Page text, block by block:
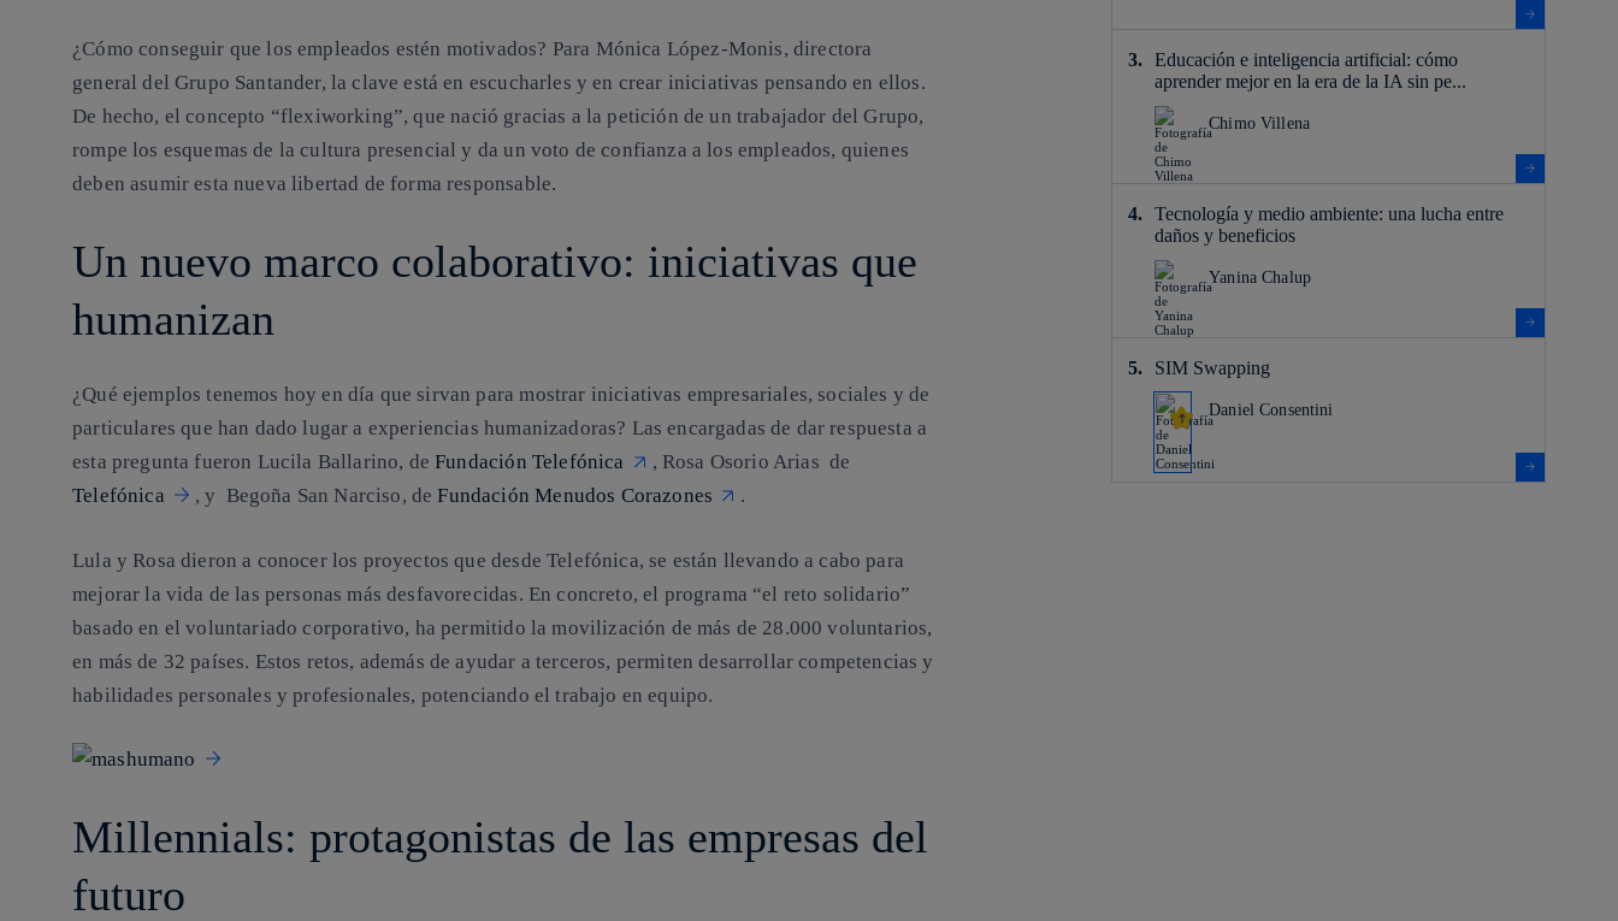
¿Cómo conseguir que los empleados estén motivados? Para Mónica López-Monis, directora
general del Grupo Santander, la clave está en escucharles y en crear iniciativas pensando en ellos.
De hecho, el concepto “flexiworking”, que nació gracias a la petición de un trabajador del Grupo,
rompe los esquemas de la cultura presencial y da un voto de confianza a los empleados, quienes
deben asumir esta nueva libertad de forma responsable.
Un nuevo marco colaborativo: iniciativas que
humanizan
¿Qué ejemplos tenemos hoy en día que sirvan para mostrar iniciativas empresariales, sociales y de
particulares que han dado lugar a experiencias humanizadoras? Las encargadas de dar respuesta a
esta pregunta fueron Lucila Ballarino, deFundación Telefónica
, Rosa Osorio Arias de
Telefónica
, y Begoña San Narciso, deFundación Menudos Corazones .
Lula y Rosa dieron a conocer los proyectos que desde Telefónica, se están llevando a cabo para
mejorar la vida de las personas más desfavorecidas. En concreto, el programa “el reto solidario”
basado en el voluntariado corporativo, ha permitido la movilización de más de 28.000 voluntarios,
en más de 32 países. Estos retos, además de ayudar a terceros, permiten desarrollar competencias y
habilidades personales y profesionales, potenciando el trabajo en equipo.
Millennials: protagonistas de las empresas del
futuro
Educación e inteligencia artificial: cómo
aprender mejor en la era de la IA sin pe...
Chimo Villena
Tecnología y medio ambiente: una lucha entre
daños y beneficios
Yanina Chalup
SIM Swapping
Daniel Consentini